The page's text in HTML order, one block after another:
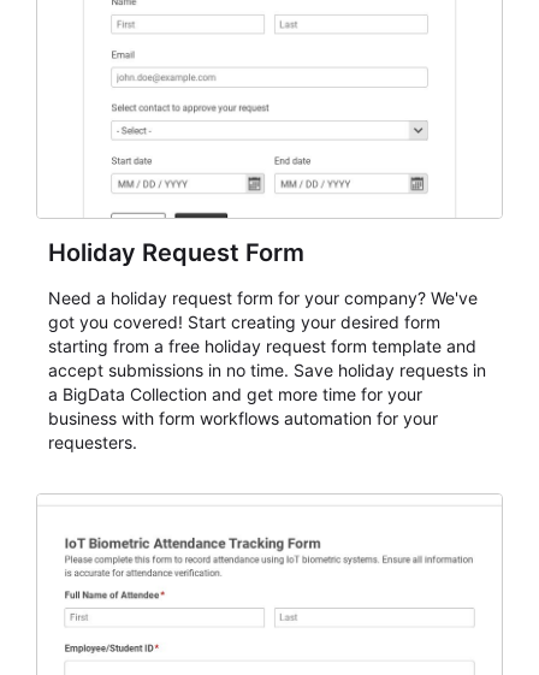
evaluate submissions, manage next steps, and maintain
cleaner registration records over time.
Holiday Request Form
Need a holiday request form for your company? We've
got you covered! Start creating your desired form
starting from a free holiday request form template and
accept submissions in no time. Save holiday requests in
a BigData Collection and get more time for your
business with form workflows automation for your
requesters.